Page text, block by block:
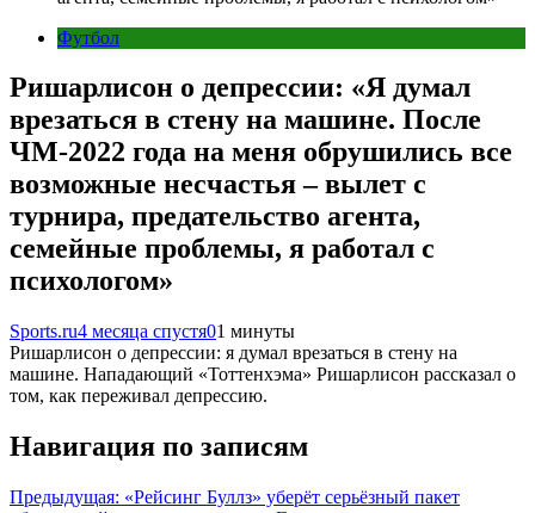
Футбол
Ришарлисон о депрессии: «Я думал
врезаться в стену на машине. После
ЧМ-2022 года на меня обрушились все
возможные несчастья – вылет с
турнира, предательство агента,
семейные проблемы, я работал с
психологом»
Sports.ru4 месяца спустя01 минуты
Ришарлисон о депрессии: я думал врезаться в стену на
машине. Нападающий «Тоттенхэма» Ришарлисон рассказал о
том, как переживал депрессию.
Навигация по записям
Предыдущая: «Рейсинг Буллз» уберёт серьёзный пакет